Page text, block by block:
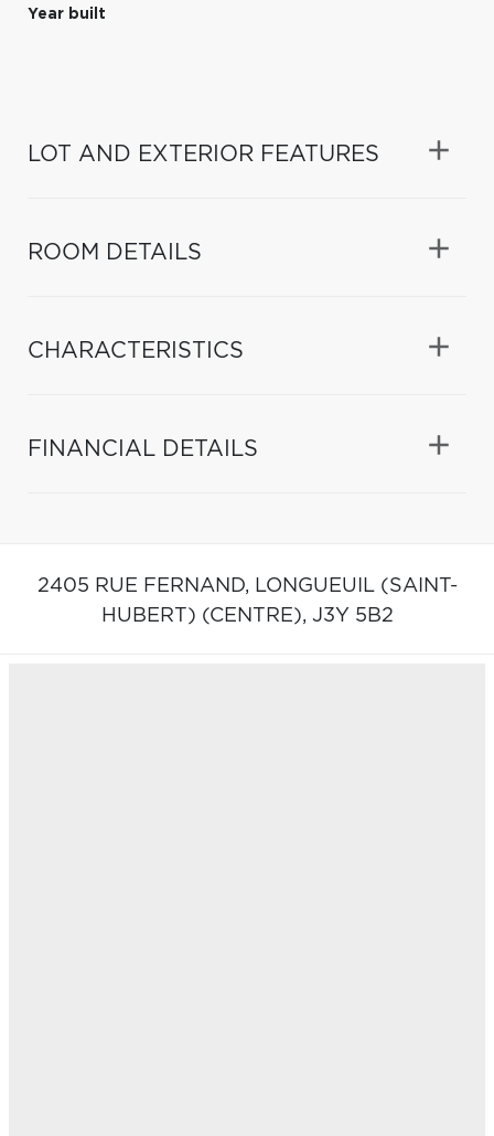
Year built
LOT AND EXTERIOR FEATURES
ROOM DETAILS
CHARACTERISTICS
FINANCIAL DETAILS
2405 RUE FERNAND, LONGUEUIL (SAINT-
HUBERT) (CENTRE), J3Y 5B2